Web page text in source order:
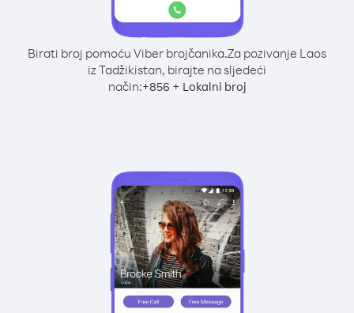
Birati broj pomoću Viber brojčanika.Za pozivanje Laos
iz Tadžikistan, birajte na sljedeći
način:+856 + Lokalni broj